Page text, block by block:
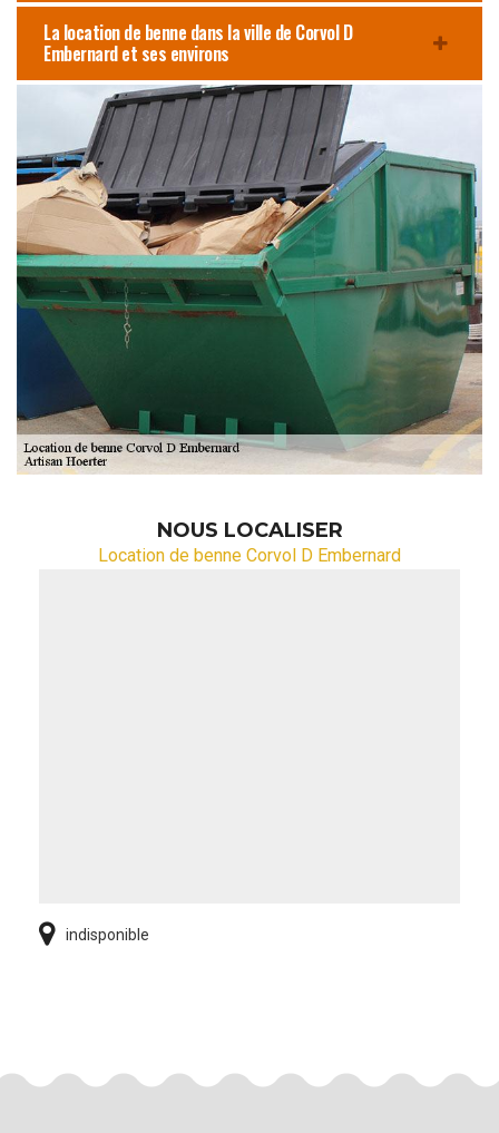
La location de benne dans la ville de Corvol D
Embernard et ses environs
NOUS LOCALISER
Location de benne Corvol D Embernard
indisponible